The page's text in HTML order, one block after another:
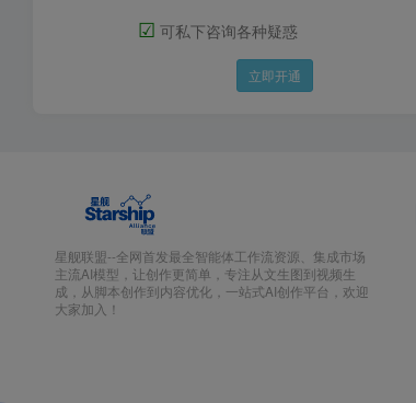
☑ 可私下咨询各种疑惑
立即开通
星舰联盟--全网首发最全智能体工作流资源、集成市场
主流AI模型，让创作更简单，专注从文生图到视频生
成，从脚本创作到内容优化，一站式AI创作平台，欢迎
大家加入！